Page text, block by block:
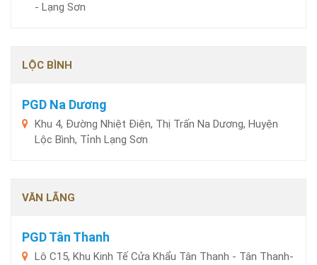
- Lạng Sơn
LỘC BÌNH
PGD Na Dương
Khu 4, Đường Nhiệt Điện, Thị Trấn Na Dương, Huyện
Lộc Bình, Tỉnh Lạng Sơn
VĂN LÃNG
PGD Tân Thanh
Lô C15, Khu Kinh Tế Cửa Khẩu Tân Thanh - Tân Thanh-